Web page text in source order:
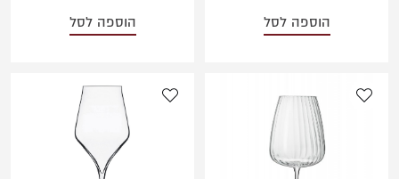
הוספה לסל הוספה לסל